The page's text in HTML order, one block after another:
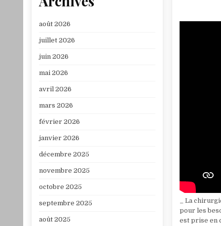
_ La
pour les
est prise en
août 2026
juillet 2026
juin 2026
mai 2026
avril 2026
mars 2026
février 2026
janvier 2026
décembre 2025
novembre 2025
octobre 2025
septembre 2025
août 2025